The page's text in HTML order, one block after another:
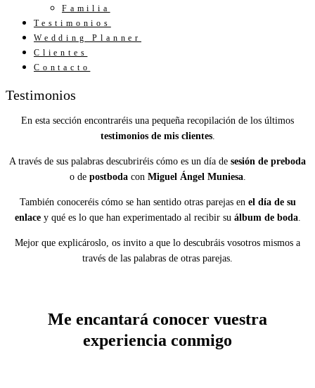
Familia
Testimonios
Wedding Planner
Clientes
Contacto
Testimonios
En esta sección encontraréis una pequeña recopilación de los últimos
testimonios de mis clientes.
A través de sus palabras descubriréis cómo es un día de sesión de preboda
o de postbodacon Miguel Ángel Muniesa.
También conoceréis cómo se han sentido otras parejas en el día de su
enlace y qué es lo que han experimentado al recibir su álbum de boda.
Mejor que explicároslo, os invito a que lo descubráis vosotros mismos a
través de las palabras de otras parejas.
Me encantará conocer vuestra
experiencia conmigo